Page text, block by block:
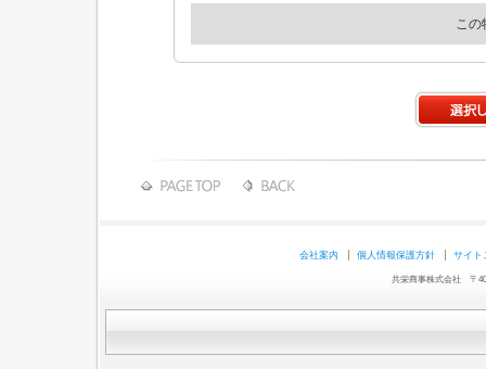
この
会社案内 個人情報保護方針 サイト
共栄商事株式会社 〒